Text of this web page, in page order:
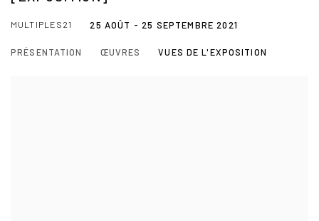
MULTIPLES21 25 AOÛT - 25 SEPTEMBRE 2021
PRÉSENTATION ŒUVRES VUES DE L'EXPOSITION